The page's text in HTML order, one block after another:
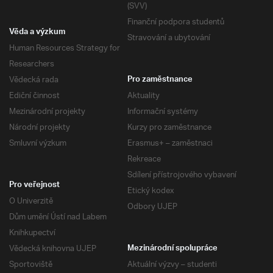
(SVV)
Finanční podpora studentů
Stravování a ubytování
Věda a výzkum
Human Resources Strategy for
Researchers
Vědecká rada
Ediční činnost
Mezinárodní projekty
Národní projekty
Smluvní výzkum
Pro zaměstnance
Aktuality
Informační systémy
Kurzy pro zaměstnance
Erasmus+ – zaměstnaci
Rekreace
Sdílení přístrojového vybavení
Etický kodex
Odbory UJEP
Pro veřejnost
O Univerzitě
Dům umění Ústí nad Labem
Knihkupectví
Vědecká knihovna UJEP
Sportoviště
Mezinárodní spolupráce
Aktuální výzvy – studenti